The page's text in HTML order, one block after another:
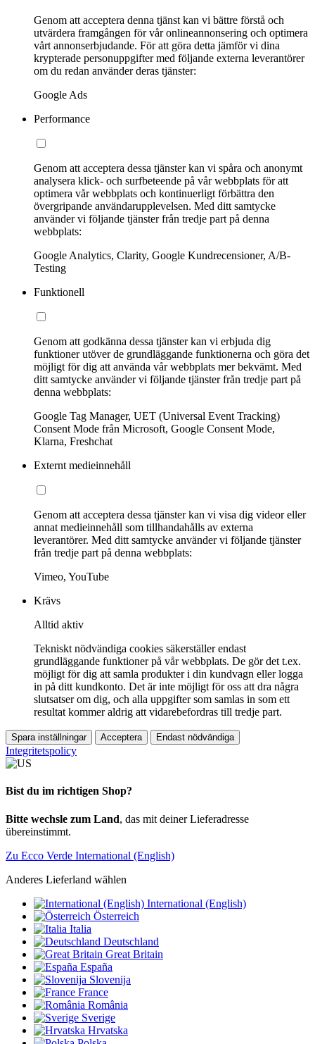
Genom att acceptera denna tjänst kan vi bättre förstå och
utvärdera framgången för vår onlineannonsering och optimera
vårt annonserbjudande. För att göra detta jämför vi dina
krypterade personuppgifter med följande externa leverantörer
om du redan använder deras tjänster:
Google Ads
Performance
Genom att acceptera dessa tjänster kan vi spåra och anonymt
analysera klick- och surfbeteende på vår webbplats för att
optimera vår webbplats och kontinuerligt förbättra den
övergripande användarupplevelsen. Med ditt samtycke
använder vi följande tjänster från tredje part på denna
webbplats:
Google Analytics, Clarity, Google Kundrecensioner, A/B-
Testing
Funktionell
Genom att godkänna dessa tjänster kan vi erbjuda dig
funktioner utöver de grundläggande funktionerna och göra det
möjligt för dig att använda vår webbplats mer bekvämt. Med
ditt samtycke använder vi följande tjänster från tredje part på
denna webbplats:
Google Tag Manager, UET (Universal Event Tracking)
Consent Mode från Microsoft, Google Consent Mode,
Klarna, Freshchat
Externt medieinnehåll
Genom att acceptera dessa tjänster kan vi visa dig videor eller
annat medieinnehåll som tillhandahålls av externa
leverantörer. Med ditt samtycke använder vi följande tjänster
från tredje part på denna webbplats:
Vimeo, YouTube
Krävs
Alltid aktiv
Tekniskt nödvändiga cookies säkerställer endast
grundläggande funktioner på vår webbplats. De gör det t.ex.
möjligt för dig att samla produkter i din kundvagn eller logga
in på ditt kundkonto. Det är inte möjligt för oss att dra några
slutsatser om dig, och alla uppgifter som samlas in som ett
resultat kommer aldrig att vidarebefordras till tredje part.
Spara inställningar Acceptera Endast nödvändiga
Integritetspolicy
Bist du im richtigen Shop?
Bitte wechsle zum Land, das mit deiner Lieferadresse
übereinstimmt.
Zu Ecco Verde International (English)
Anderes Lieferland wählen
International (English)
Österreich
Italia
Deutschland
Great Britain
España
Slovenija
France
România
Sverige
Hrvatska